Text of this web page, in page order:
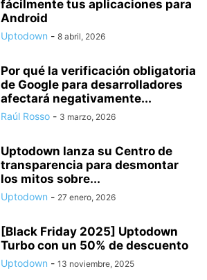
fácilmente tus aplicaciones para
Android
Uptodown - 8 abril, 2026
Por qué la verificación obligatoria
de Google para desarrolladores
afectará negativamente...
Raúl Rosso - 3 marzo, 2026
Uptodown lanza su Centro de
transparencia para desmontar
los mitos sobre...
Uptodown - 27 enero, 2026
[Black Friday 2025] Uptodown
Turbo con un 50% de descuento
Uptodown - 13 noviembre, 2025